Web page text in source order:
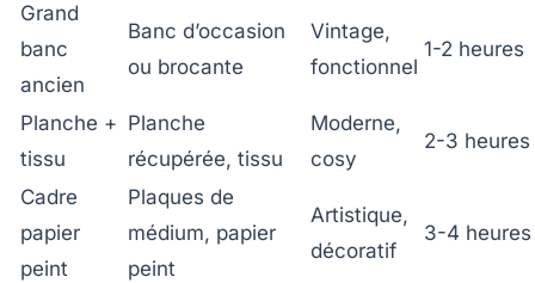
Grand
banc
ancien
Banc d’occasion
ou brocante
Vintage,
fonctionnel
1-2 heures
Planche +
tissu
Planche
récupérée, tissu
Moderne,
cosy
2-3 heures
Cadre
papier
peint
Plaques de
médium, papier
peint
Artistique,
décoratif
3-4 heures